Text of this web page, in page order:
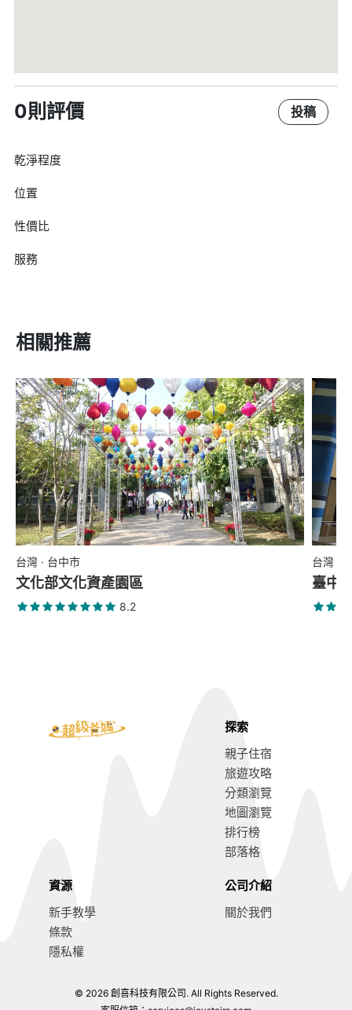
0則評價 投稿
乾淨程度
位置
性價比
服務
相關推薦
台灣 · 台中市
文化部文化資產園區
8.2
台灣 ·
臺中
台中親子旅遊攻略
探索
親子住宿
旅遊攻略
分類瀏覽
地圖瀏覽
排行榜
部落格
資源
新手教學
條款
隱私權
公司介紹
關於我們
© 2026 創喜科技有限公司. All Rights Reserved.